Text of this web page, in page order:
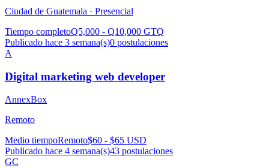
Ciudad de Guatemala · Presencial
Tiempo completoQ5,000 - Q10,000 GTQ
Publicado hace 3 semana(s)0 postulaciones
A
Digital marketing web developer
AnnexBox
Remoto
Medio tiempoRemoto$60 - $65 USD
Publicado hace 4 semana(s)43 postulaciones
GC